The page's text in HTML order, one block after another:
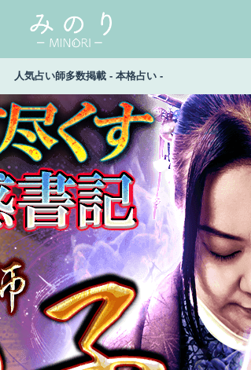
人気占い師多数掲載 - 本格占い -